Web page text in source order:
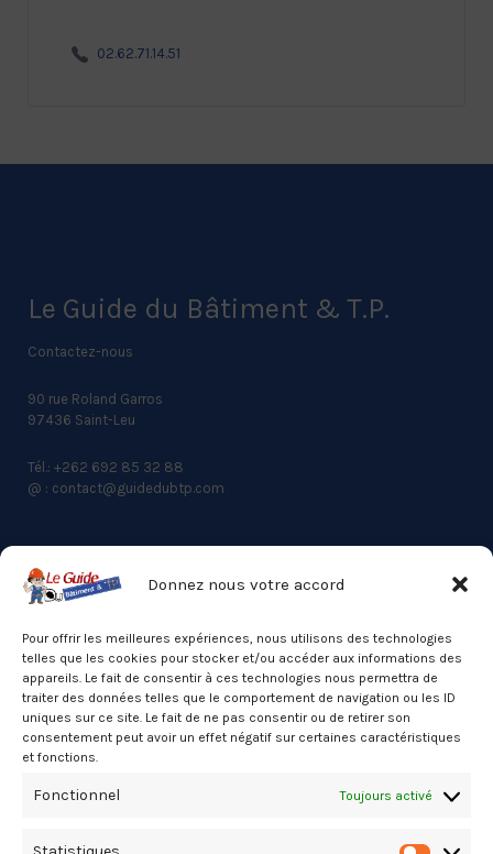
Donnez nous votre accord
Pour offrir les meilleures expériences, nous utilisons des technologies
telles que les cookies pour stocker et/ou accéder aux informations des
appareils. Le fait de consentir à ces technologies nous permettra de
traiter des données telles que le comportement de navigation ou les ID
uniques sur ce site. Le fait de ne pas consentir ou de retirer son
consentement peut avoir un effet négatif sur certaines caractéristiques
et fonctions.
Fonctionnel Toujours activé
02.62.71.14.51
Le Guide du Bâtiment & T.P.
Contactez-nous
90 rue Roland Garros
97436 Saint-Leu
Tél.: +262 692 85 32 88
@ : contact@guidedubtp.com
ACCES RAPIDE
Actualités du BTP
Annuaire
Besoin d’un professionnel ?
Mentions légales